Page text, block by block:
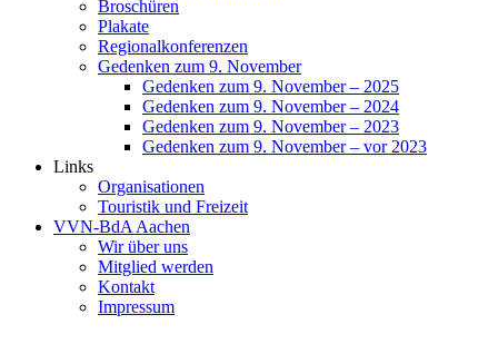
Broschüren
Plakate
Regionalkonferenzen
Gedenken zum 9. November
Gedenken zum 9. November – 2025
Gedenken zum 9. November – 2024
Gedenken zum 9. November – 2023
Gedenken zum 9. November – vor 2023
Links
Organisationen
Touristik und Freizeit
VVN-BdA Aachen
Wir über uns
Mitglied werden
Kontakt
Impressum